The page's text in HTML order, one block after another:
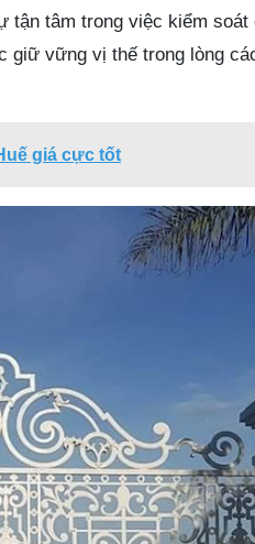
tận tâm trong việc kiểm
giữ vững vị thế trong lòng
giá cực tốt